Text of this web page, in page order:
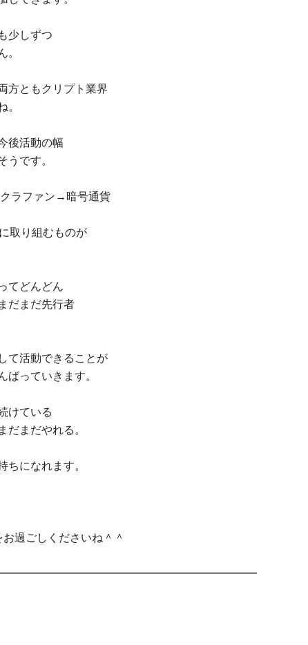
少しずつ
。
方ともクリプト業界
。
後活動の幅
うです。
ラファン→暗号通貨
取り組むものが
てどんどん
だまだ先行者
て活動できることが
ばっていきます。
けている
だまだやれる。
ちになれます。
過ごしくださいね＾＾
━━━━━━━━━━━━━━━━━━━━━━━━━━